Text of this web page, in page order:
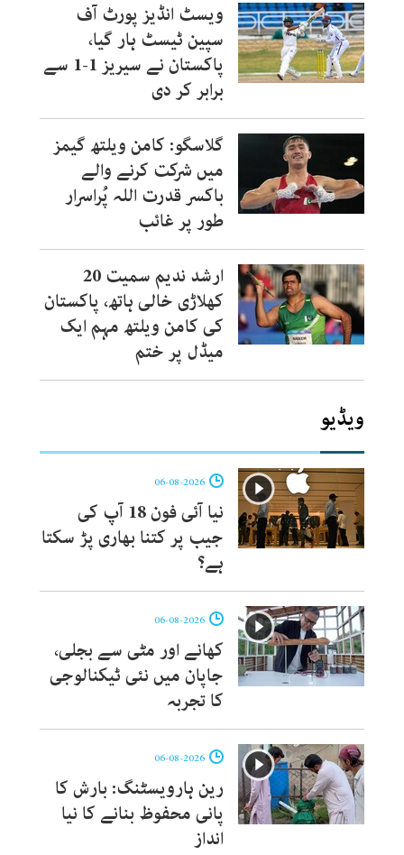
ویسٹ انڈیز پورٹ آف
سپین ٹیسٹ ہار گیا،
پاکستان نے سیریز 1-1 سے
برابر کر دی
گلاسگو: کامن ویلتھ گیمز
میں شرکت کرنے والے
باکسر قدرت اللہ پُراسرار
طور پر غائب
ارشد ندیم سمیت 20
کھلاڑی خالی ہاتھ، پاکستان
کی کامن ویلتھ مہم ایک
میڈل پر ختم
ویڈیو
نیا آئی فون 18 آپ کی
جیب پر کتنا بھاری پڑ سکتا
ہے؟
کھانے اور مٹی سے بجلی،
جاپان میں نئی ٹیکنالوجی
کا تجربہ
رین ہارویسٹنگ: بارش کا
پانی محفوظ بنانے کا نیا
انداز